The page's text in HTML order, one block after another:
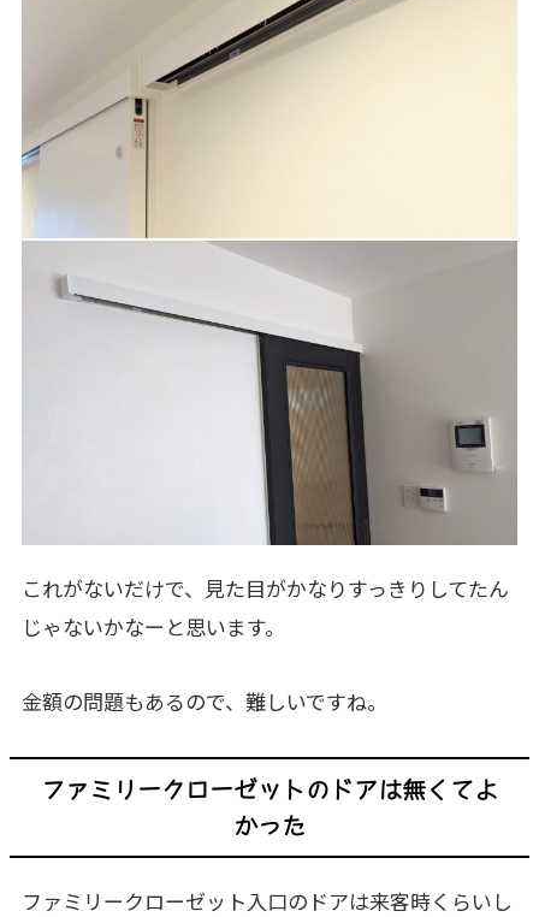
これがないだけで、見た目がかなりすっきりしてたん
じゃないかなーと思います。
金額の問題もあるので、難しいですね。
ファミリークローゼットのドアは無くてよ
かった
ファミリークローゼット入口のドアは来客時くらいし